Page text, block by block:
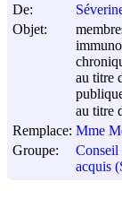
De:
Objet:
au titre
au titre
Remplace: Mme
Groupe:
Conseil
acquis